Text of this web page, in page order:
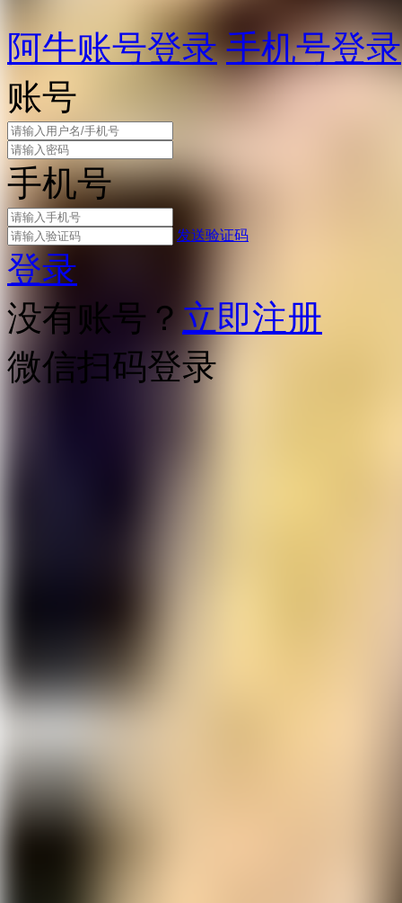
阿牛账号登录 手机号登录
账号
手机号
发送验证码
登录
没有账号？ 立即注册
微信扫码登录